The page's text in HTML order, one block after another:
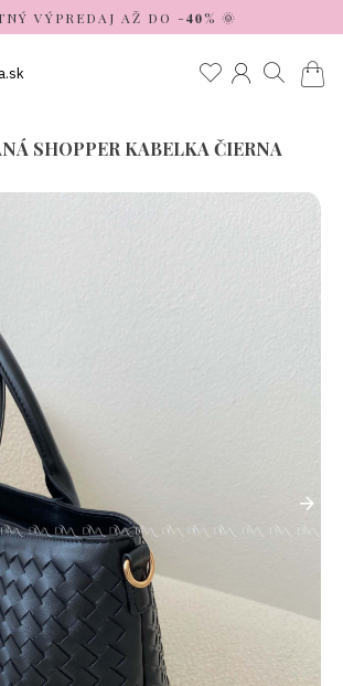
VÝPREDAJ AŽ DO -𝟒𝟎% 🌞
SHOPPER KABELKA ČIERNA